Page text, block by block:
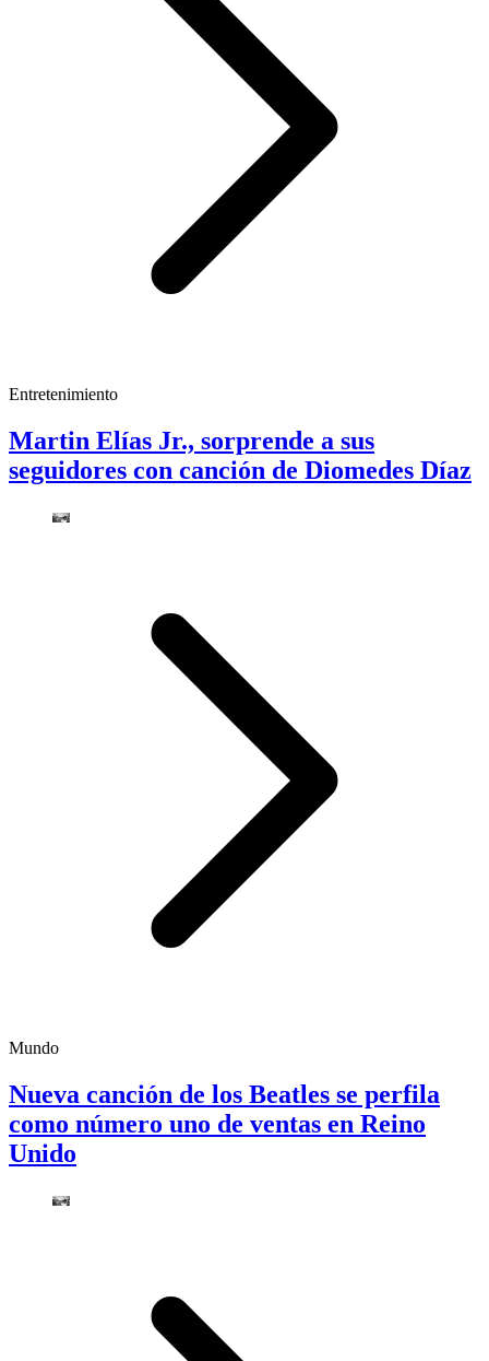
Entretenimiento
Martin Elías Jr., sorprende a sus
seguidores con canción de Diomedes Díaz
Mundo
Nueva canción de los Beatles se perfila
como número uno de ventas en Reino
Unido